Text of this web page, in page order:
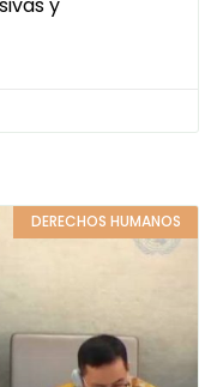
y
DERECHOS HUMANOS